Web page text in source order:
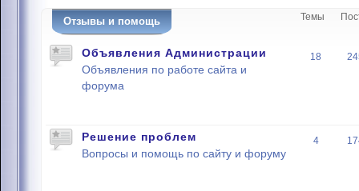
Отзывы и помощь Темы
Объявления Администрации
Объявления по работе сайта и
форума
18
Решение проблем
Вопросы и помощь по сайту и форуму
4